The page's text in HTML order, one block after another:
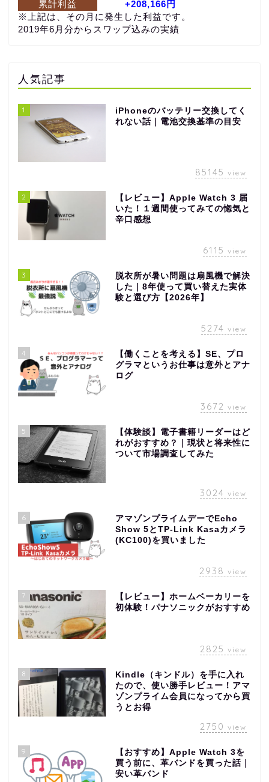
累計利益
+208,166円
※上記は、その月に発生した利益です。
2019年6月分からスワップ込みの実績
人気記事
1
iPhoneのバッテリー交換してく
れない話｜電池交換基準の目安
85145 view
2
【レビュー】Apple Watch 3 届
いた！１週間使ってみての惚気と
辛口感想
6115 view
3
脱衣所が暑い問題は扇風機で解決
した｜8年使って買い替えた実体
験と選び方【2026年】
5274 view
4
【働くことを考える】SE、プロ
グラマというお仕事は意外とアナ
ログ
3672 view
5
【体験談】電子書籍リーダーはど
れがおすすめ？｜現状と将来性に
ついて市場調査してみた
3024 view
6
アマゾンプライムデーでEcho
Show 5とTP-Link Kasaカメラ
(KC100)を買いました
2938 view
7
【レビュー】ホームベーカリーを
初体験！パナソニックがおすすめ
2825 view
8
Kindle（キンドル）を手に入れ
たので、使い勝手レビュー！アマ
ゾンプライム会員になってから買
うとお得
2750 view
9
【おすすめ】Apple Watch 3を
買う前に、革バンドを買った話｜
安い革バンド